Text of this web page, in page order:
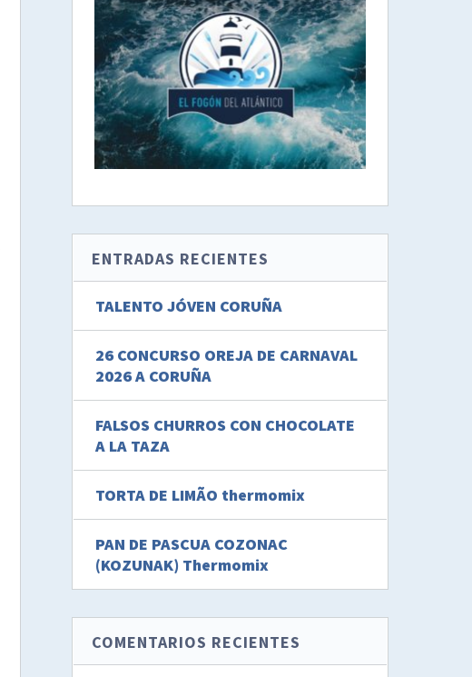
ENTRADAS RECIENTES
TALENTO JÓVEN CORUÑA
26 CONCURSO OREJA DE CARNAVAL
2026 A CORUÑA
FALSOS CHURROS CON CHOCOLATE
A LA TAZA
TORTA DE LIMÃO thermomix
PAN DE PASCUA COZONAC
(KOZUNAK) Thermomix
COMENTARIOS RECIENTES